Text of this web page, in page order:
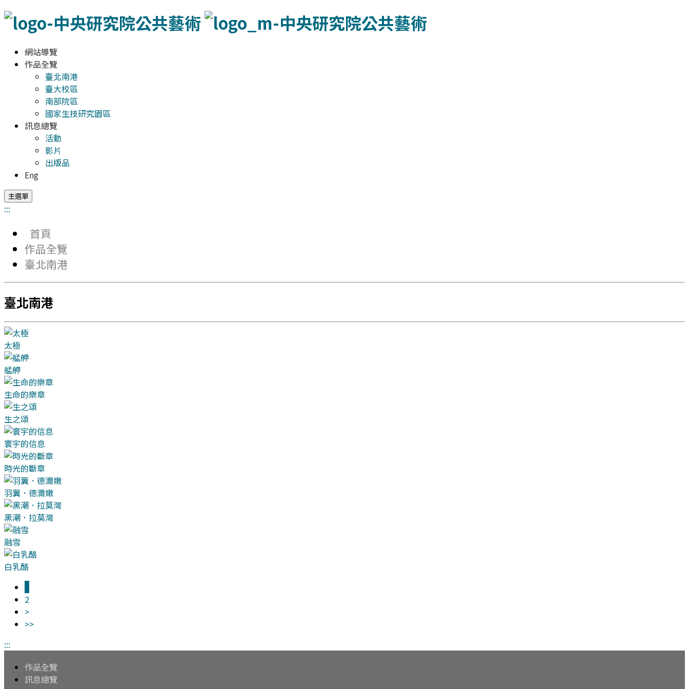
網站導覽
作品全覽
臺北南港
臺大校區
南部院區
國家生技研究園區
訊息總覽
活動
影片
出版品
Eng
主選單
:::
首頁
作品全覽
臺北南港
臺北南港
太極
艋舺
生命的樂章
生之頌
寰宇的信息
時光的斷章
羽翼．德濔嫩
黑潮．拉莫灣
融雪
白乳酪
2
>
>>
:::
作品全覽
訊息總覽